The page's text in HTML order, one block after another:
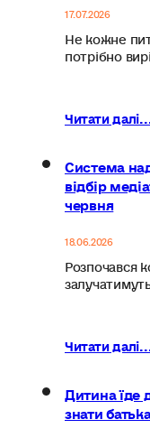
17.07.2026
Не кожне
потрібно
Читати далі...
Система
відбір
червня
18.06.2026
Розпочався
Читати далі...
Дитина їде
знати